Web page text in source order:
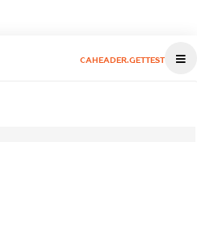
CAHEADER.GETTEST